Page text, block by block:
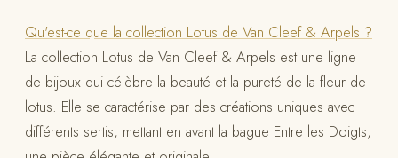
Qu'est-ce que la collection Lotus de Van Cleef & Arpels ?
La collection Lotus de Van Cleef & Arpels est une ligne
de bijoux qui célèbre la beauté et la pureté de la fleur de
lotus. Elle se caractérise par des créations uniques avec
différents sertis, mettant en avant la bague Entre les Doigts,